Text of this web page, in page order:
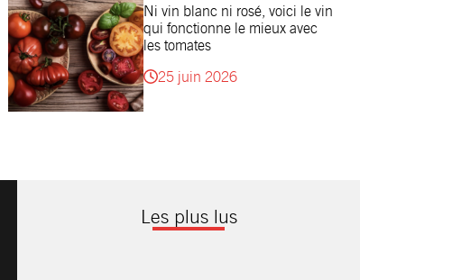
Ni vin blanc ni rosé, voici le vin
qui fonctionne le mieux avec
les tomates
25 juin 2026
Les plus lus